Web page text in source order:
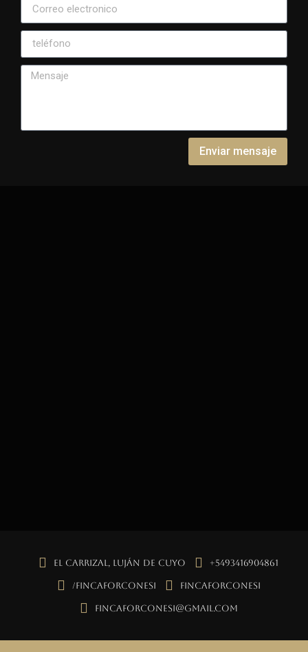
Enviar mensaje
El Carrizal, Luján de Cuyo +5493416904861
/fincaforconesi fincaforconesi
fincaforconesi@gmail.com